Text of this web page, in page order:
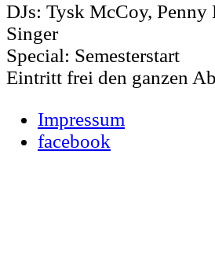
DJs: Tysk McCoy, Penny
Singer
Special: Semesterstart
Eintritt frei den ganzen
Impressum
facebook